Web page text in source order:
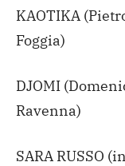
KAOTIKA
Foggia)
DJOMI
Ravenna)
SARA RUSSO